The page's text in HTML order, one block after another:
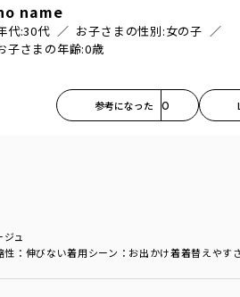
name
代:30代 お子さまの性別:女の子
子さまの年齢:0歳
参考になった 0
性 ：伸びない着用シーン ：お出かけ着着替えやす
ュ